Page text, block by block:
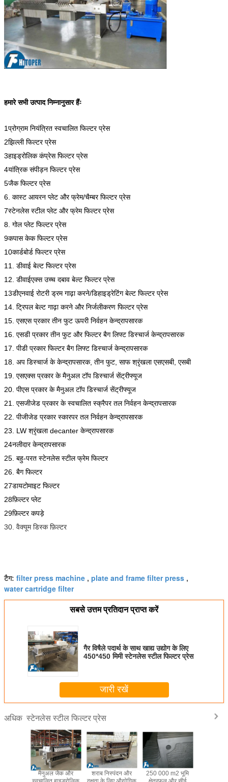
हमारे सभी उत्पाद निम्नानुसार हैंः
1प्रोग्राम नियंत्रित स्वचालित फिल्टर प्रेस
2झिल्ली फिल्टर प्रेस
3हाइड्रोलिक कंप्रेस फिल्टर प्रेस
4यांत्रिक संपीड़न फिल्टर प्रेस
5जैक फिल्टर प्रेस
6. कास्ट आयरन प्लेट और फ्रेम/चैम्बर फिल्टर प्रेस
7स्टेनलेस स्टील प्लेट और फ्रेम फिल्टर प्रेस
8. गोल प्लेट फिल्टर प्रेस
9कपास केक फिल्टर प्रेस
10कार्डबोर्ड फिल्टर प्रेस
11. डीवाई बेल्ट फिल्टर प्रेस
12. डीवाईएक्स उच्च दबाव बेल्ट फिल्टर प्रेस
13डीएनवाई रोटरी ड्रम गाढ़ा करने/डिहाइड्रेटिंग बेल्ट फिल्टर प्रेस
14. ट्रिपल बेल्ट गाढ़ा करने और निर्जलीकरण फिल्टर प्रेस
15. एसएस प्रकार तीन फुट ऊपरी निर्वहन केन्द्रापसारक
16. एसडी प्रकार तीन फुट और फिल्टर बैग लिफ्ट डिस्चार्ज केन्द्रापसारक
17. पीडी प्रकार फिल्टर बैग लिफ्ट डिस्चार्ज केन्द्रापसारक
18. अप डिस्चार्ज के केन्द्रापसारक, तीन फुट, साफ श्रृंखला एसएसबी, एसबी
19. एसएक्स प्रकार के मैनुअल टॉप डिस्चार्ज सेंट्रीफ्यूज
20. पीएस प्रकार के मैनुअल टॉप डिस्चार्ज सेंट्रीफ्यूज
21. एसजीजेड प्रकार के स्वचालित स्क्रैपर तल निर्वहन केन्द्रापसारक
22. पीजीजेड प्रकार स्कारपर तल निर्वहन केन्द्रापसारक
23. LW श्रृंखला decanter केन्द्रापसारक
24नलीदार केन्द्रापसारक
25. बहु-परत स्टेनलेस स्टील फ्रेम फिल्टर
26. बैग फिल्टर
27डायटोमाइट फिल्टर
28फ़िल्टर प्लेट
29फ़िल्टर कपड़े
30. वैक्यूम डिस्क फ़िल्टर
टैग: filter press machine , plate and frame filter press ,
water cartridge filter
सबसे उत्तम प्रतिदान प्राप्त करें
गैर विषैले पदार्थ के साथ खाद्य उद्योग के लिए
450*450 मिमी स्टेनलेस स्टील फिल्टर प्रेस
जारी रखें
अधिक स्टेनलेस स्टील फिल्टर प्रेस
मैनुअल जैक और
शराब निस्पंदन और
250 000 m2 भूमि